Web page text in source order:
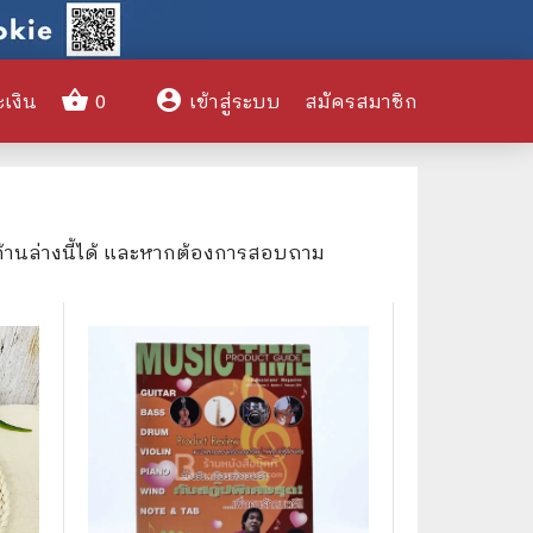
นล่างนี้ได้ และหากต้องการสอบถาม
งิน shopping_basket 0 account_circle เข้าสู่ระบบ สมัครสมาชิก
🤹‍♀️ Humor & Entertainment
🏝️ Survival & Emergency
Preparedness
🦸‍♂️ Comics & Graphic Novels
🏺 Historical & Political